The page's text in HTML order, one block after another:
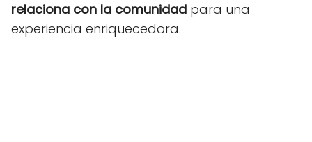
relaciona con la comunidad para una
experiencia enriquecedora.